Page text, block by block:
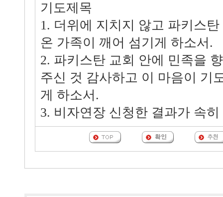
기도제목
1. 더위에 지치지 않고 파키스
온 가족이 깨어 섬기게 하소서.
2. 파키스탄 교회 안에 민족을
주신 것 감사하고 이 마음이 기
게 하소서.
3. 비자연장 신청한 결과가 속